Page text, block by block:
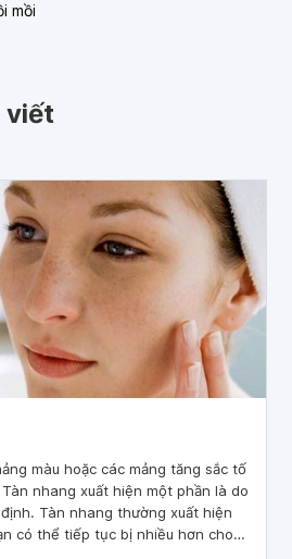
mồi
viết
màu hoặc các mảng tăng sắc tố
nhang xuất hiện một phần là do
Tàn nhang thường xuất hiện
có thể tiếp tục bị nhiều hơn cho